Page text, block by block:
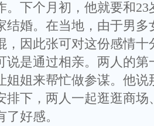
。下个月初，他就要和
结婚。在当地，由于男多
，因此张可对这份感情十
说是通过相亲。两人的第
姐姐来帮忙做参谋。他说
排下，两人一起逛逛商场
好感。